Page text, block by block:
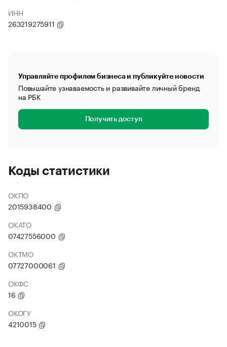
ИНН
263219275911
Управляйте профилем бизнеса и публикуйте новости
Повышайте узнаваемость и развивайте личный бренд
на РБК
Получить доступ
Коды статистики
ОКПО
2015938400
ОКАТО
07427556000
ОКТМО
07727000061
ОКФС
16
ОКОГУ
4210015